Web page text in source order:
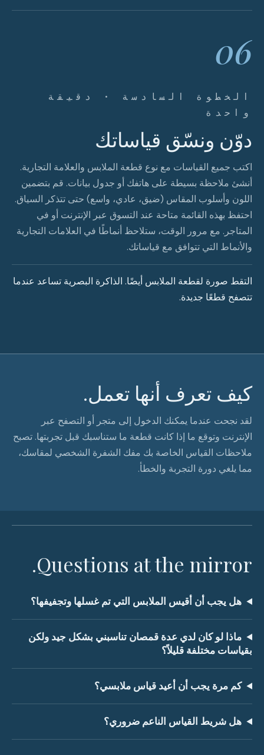
06
الخطوة السادسة · دقيقة
واحدة
دوّن ونسّق قياساتك
اكتب جميع القياسات مع نوع قطعة الملابس والعلامة التجارية.
أنشئ ملاحظة بسيطة على هاتفك أو جدول بيانات. قم بتضمين
اللون وأسلوب المقاس (ضيق، عادي، واسع) حتى تتذكر السياق.
احتفظ بهذه القائمة متاحة عند التسوق عبر الإنترنت أو في
المتاجر. مع مرور الوقت، ستلاحظ أنماطًا في العلامات التجارية
والأنماط التي تتوافق مع قياساتك.
التقط صورة لقطعة الملابس أيضًا. الذاكرة البصرية تساعد عندما
تتصفح قطعًا جديدة.
كيف تعرف أنها تعمل.
لقد نجحت عندما يمكنك الدخول إلى متجر أو التصفح عبر
الإنترنت وتوقع ما إذا كانت قطعة ما ستناسبك قبل تجربتها. تصبح
ملاحظات القياس الخاصة بك مفك الشفرة الشخصي لمقاسك،
مما يلغي دورة التجربة والخطأ.
Questions at the mirror.
هل يجب أن أقيس الملابس التي تم غسلها وتجفيفها؟
ماذا لو كان لدي عدة قمصان تناسبني بشكل جيد ولكن
بقياسات مختلفة قليلاً؟
كم مرة يجب أن أعيد قياس ملابسي؟
هل شريط القياس الناعم ضروري؟